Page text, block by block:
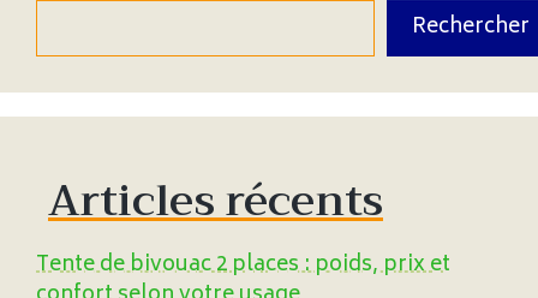
Rechercher
Articles récents
Tente de bivouac 2 places : poids, prix et